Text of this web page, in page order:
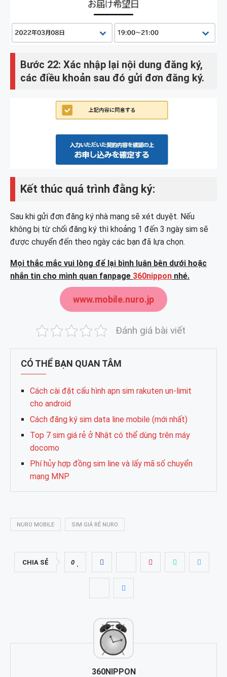
Bước 22: Xác nhập lại nội dung đăng ký,
các điều khoản sau đó gửi đơn đăng ký.
Kết thúc quá trình đằng ký:
Sau khi gửi đơn đăng ký nhà mạng sẽ xét duyệt. Nếu
không bị từ chối đăng ký thì khoảng 1 đến 3 ngày sim sẽ
được chuyển đến theo ngày các bạn đã lựa chọn.
Mọi thắc mắc vui lòng để lại bình luân bên dưới hoặc
nhắn tin cho mình quan fanpage 360nippon nhé.
www.mobile.nuro.jp
Đánh giá bài viết
CÓ THỂ BẠN QUAN TÂM
Cách cài đặt cấu hình apn sim rakuten un-limit
cho android
Cách đăng ký sim data line mobile (mới nhất)
Top 7 sim giá rẻ ở Nhật có thể dùng trên máy
docomo
Phí hủy hợp đồng sim line và lấy mã số chuyển
mạng MNP
NURO MOBILE SIM GIÁ RẺ NURO
CHIA SẺ 0
360NIPPON